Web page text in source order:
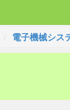
電子機械シス